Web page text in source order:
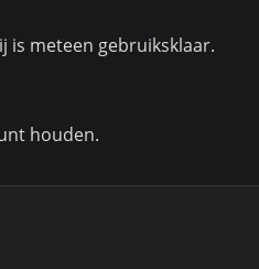
is meteen gebruiksklaar.
houden.